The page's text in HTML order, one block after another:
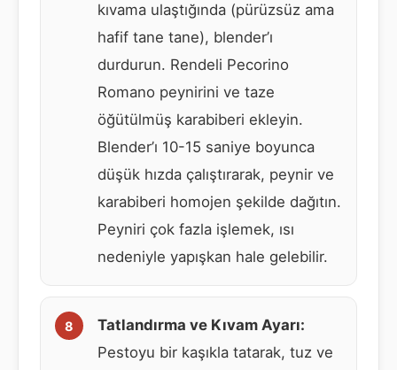
kıvama ulaştığında (pürüzsüz ama
hafif tane tane), blender’ı
durdurun. Rendeli Pecorino
Romano peynirini ve taze
öğütülmüş karabiberi ekleyin.
Blender’ı 10-15 saniye boyunca
düşük hızda çalıştırarak, peynir ve
karabiberi homojen şekilde dağıtın.
Peyniri çok fazla işlemek, ısı
nedeniyle yapışkan hale gelebilir.
Tatlandırma ve Kıvam Ayarı:
Pestoyu bir kaşıkla tatarak, tuz ve